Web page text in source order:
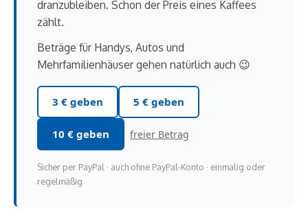
dranzubleiben. Schon der Preis eines Kaffees
zählt.
Beträge für Handys, Autos und
Mehrfamilienhäuser gehen natürlich auch 😉
3 € geben 5 € geben
10 € geben freier Betrag
Sicher per PayPal · auch ohne PayPal-Konto · einmalig oder
regelmäßig